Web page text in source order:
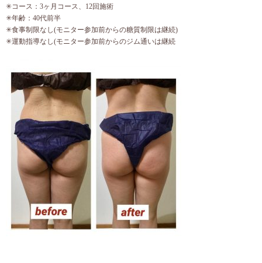
✳︎コース：3ヶ月コース、12回施術
✳︎年齢：40代前半
✳︎食事制限なし(モニター参加前からの糖質制限は継続)
✳︎運動指導なし(モニター参加前からのジム通いは継続